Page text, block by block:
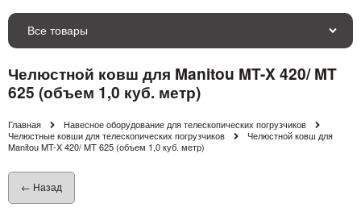
Все товары
Челюстной ковш для Manitou MT-X 420/ MT
625 (объем 1,0 куб. метр)
Главная
Навесное оборудование для телескопических погрузчиков
Челюстные ковши для телескопических погрузчиков
Челюстной ковш для
Manitou MT-X 420/ MT 625 (объем 1,0 куб. метр)
← Назад